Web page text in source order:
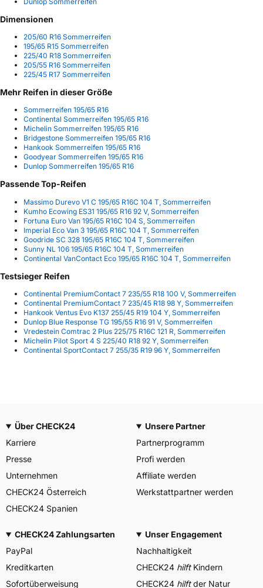
Dimensionen
205/60 R16 Sommerreifen
195/65 R15 Sommerreifen
225/40 R18 Sommerreifen
205/55 R16 Sommerreifen
225/45 R17 Sommerreifen
Mehr Reifen in dieser Größe
Sommerreifen 195/65 R16
Continental Sommerreifen 195/65 R16
Michelin Sommerreifen 195/65 R16
Bridgestone Sommerreifen 195/65 R16
Hankook Sommerreifen 195/65 R16
Goodyear Sommerreifen 195/65 R16
Dunlop Sommerreifen 195/65 R16
Passende Top-Reifen
Massimo Durevo V1 C 195/65 R16C 104 T, Sommerreifen
Kumho Ecowing ES31 195/65 R16 92 V, Sommerreifen
Fortuna Euro Van 195/65 R16C 104 S, Sommerreifen
Imperial Eco Van 3 195/65 R16C 104 T, Sommerreifen
Goodride SC 328 195/65 R16C 104 T, Sommerreifen
Sunny NL 106 195/65 R16C 104 T, Sommerreifen
Continental VanContact Eco 195/65 R16C 104 T, Sommerreifen
Testsieger Reifen
Continental PremiumContact 7 235/55 R18 100 V, Sommerreifen
Continental PremiumContact 7 235/45 R18 98 Y, Sommerreifen
Hankook Ventus Evo K137 255/45 R19 104 Y, Sommerreifen
Dunlop Blue Response TG 195/55 R16 91 V, Sommerreifen
Vredestein Comtrac 2 Plus 225/75 R16C 121 R, Sommerreifen
Michelin Pilot Sport 4 S 225/40 R18 92 Y, Sommerreifen
Continental SportContact 7 255/35 R19 96 Y, Sommerreifen
Über CHECK24
Karriere
Presse
Unternehmen
CHECK24 Österreich
CHECK24 Spanien
Unsere Partner
Partnerprogramm
Profi werden
Affiliate werden
Werkstattpartner werden
CHECK24 Zahlungsarten
PayPal
Kreditkarten
Sofortüberweisung
Unser Engagement
Nachhaltigkeit
CHECK24 hilftKindern
CHECK24 hilftder Natur